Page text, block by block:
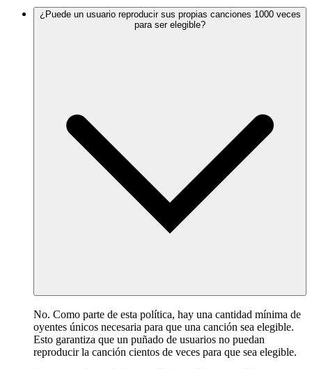
¿Puede un usuario reproducir sus propias canciones 1000 veces
para ser elegible?
No. Como parte de esta política, hay una cantidad mínima de
oyentes únicos necesaria para que una canción sea elegible.
Esto garantiza que un puñado de usuarios no puedan
reproducir la canción cientos de veces para que sea elegible.